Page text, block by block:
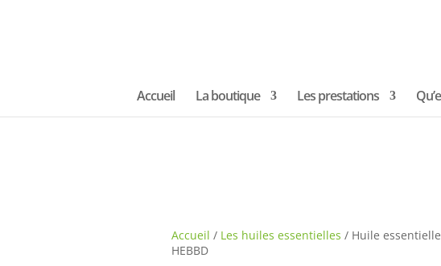
Accueil La boutique Les prestations
Accueil / Les huiles essentielles / Huile
HEBBD